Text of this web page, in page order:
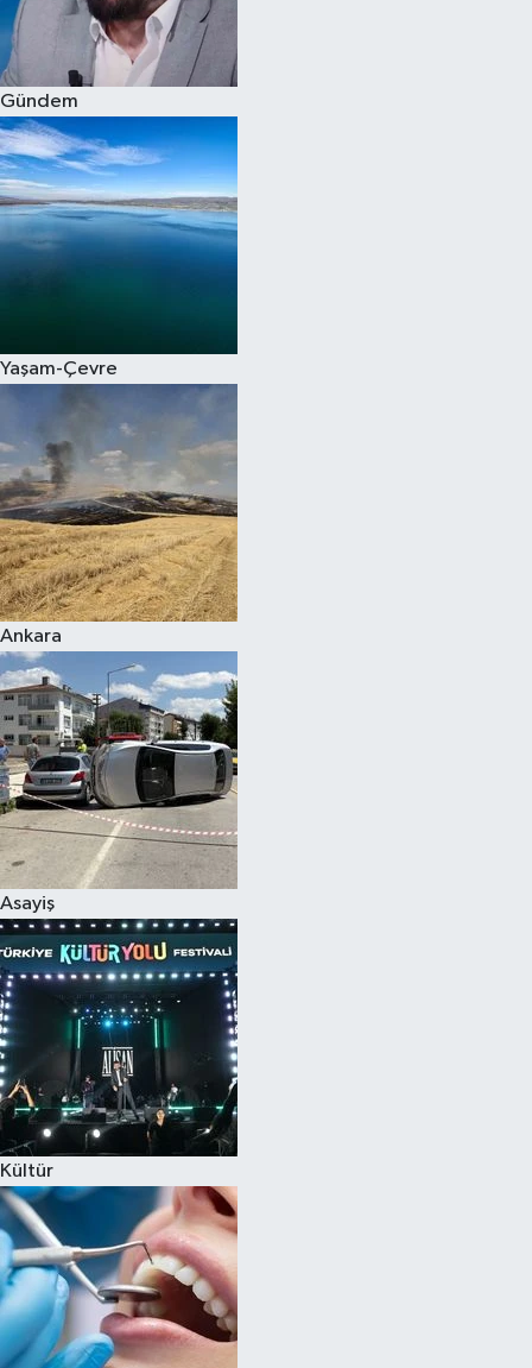
Gündem
Yaşam-Çevre
Ankara
Asayiş
Kültür
Spor
Burç Yorumları
Çocuk
Eğitim
Kim kimdir?
Kültür Sanat
Sağlık
Siyaset
Teknoloji
Televizyon
Yaşam-Çevre